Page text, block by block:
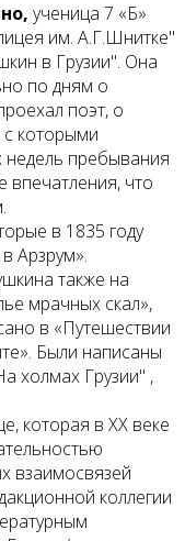
ученица 7 «Б»
им. А.Г.Шнитке"
в Грузии". Она
по дням о
поэт, о
которыми
недель пребывания
впечатления, что
в 1835 году
Арзрум».
также на
мрачных скал»,
в «Путешествии
Были написаны
холмах Грузии" ,
которая в ХХ веке
взаимосвязей
коллегии